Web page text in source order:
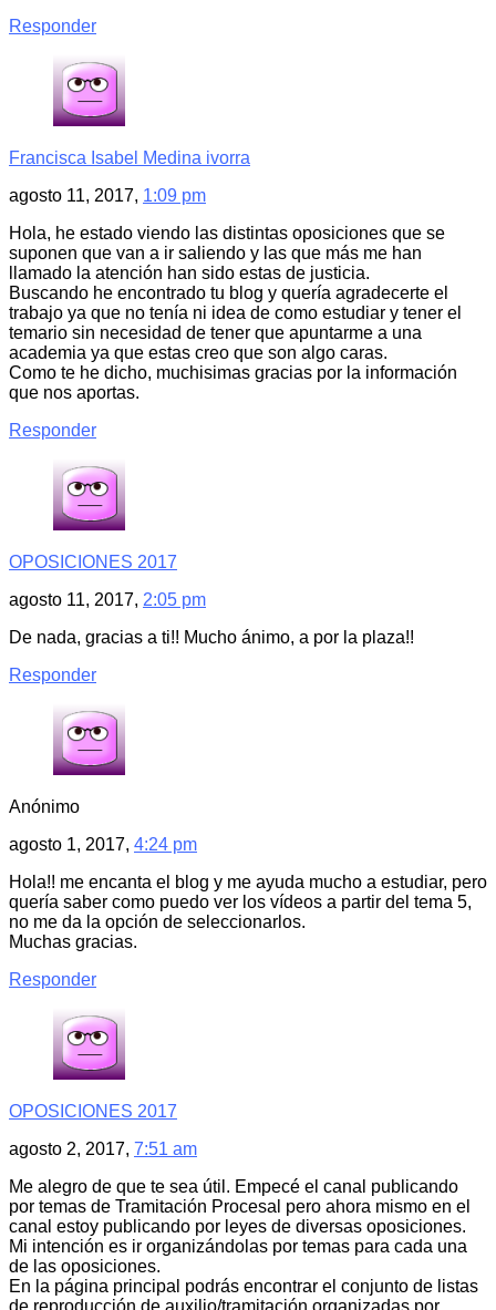
Responder
Francisca Isabel Medina ivorra
agosto 11, 2017, 1:09 pm
Hola, he estado viendo las distintas oposiciones que se
suponen que van a ir saliendo y las que más me han
llamado la atención han sido estas de justicia.
Buscando he encontrado tu blog y quería agradecerte el
trabajo ya que no tenía ni idea de como estudiar y tener el
temario sin necesidad de tener que apuntarme a una
academia ya que estas creo que son algo caras.
Como te he dicho, muchisimas gracias por la información
que nos aportas.
Responder
OPOSICIONES 2017
agosto 11, 2017, 2:05 pm
De nada, gracias a ti!! Mucho ánimo, a por la plaza!!
Responder
Anónimo
agosto 1, 2017, 4:24 pm
Hola!! me encanta el blog y me ayuda mucho a estudiar, pero
quería saber como puedo ver los vídeos a partir del tema 5,
no me da la opción de seleccionarlos.
Muchas gracias.
Responder
OPOSICIONES 2017
agosto 2, 2017, 7:51 am
Me alegro de que te sea útil. Empecé el canal publicando
por temas de Tramitación Procesal pero ahora mismo en el
canal estoy publicando por leyes de diversas oposiciones.
Mi intención es ir organizándolas por temas para cada una
de las oposiciones.
En la página principal podrás encontrar el conjunto de listas
de reproducción de auxilio/tramitación organizadas por